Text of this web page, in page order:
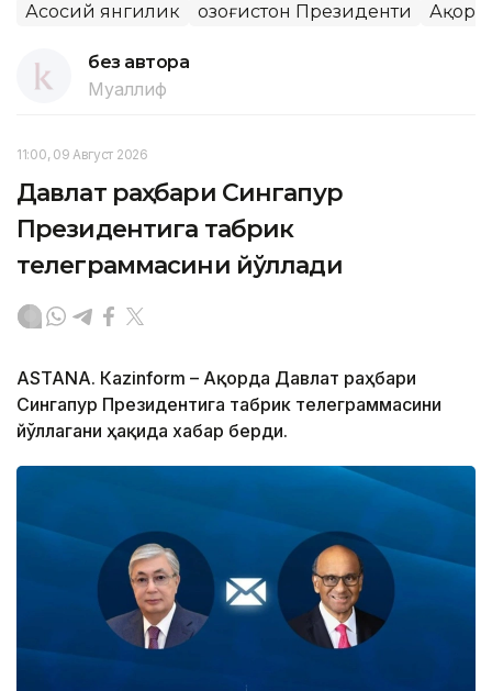
Асосий янгилик Қозоғистон Президенти
без автора
Муаллиф
11:00, 09 Август 2026
Давлат раҳбари Сингапур
Президентига табрик
телеграммасини йўллади
ASTANА. Кazinform – Ақорда Давлат раҳбари
Сингапур Президентига табрик телеграммасини
йўллагани ҳақида хабар берди.